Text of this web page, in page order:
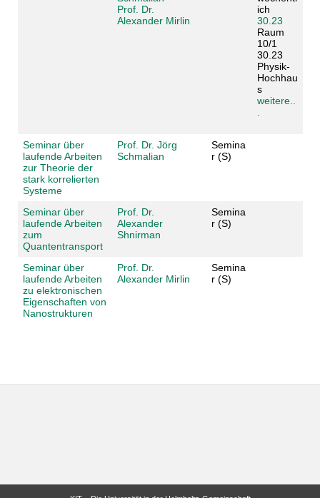
Prof. Dr.
Alexander Mirlin
ich
30.23
Raum
10/1
30.23
Physik-
Hochhau
s
weitere..
Seminar über
laufende Arbeiten
zur Theorie der
stark korrelierten
Systeme
Prof. Dr. Jörg
Schmalian
Semina
r (S)
Seminar über
laufende Arbeiten
zum
Quantentransport
Prof. Dr.
Alexander
Shnirman
Semina
r (S)
Seminar über
laufende Arbeiten
zu elektronischen
Eigenschaften von
Nanostrukturen
Prof. Dr.
Alexander Mirlin
Semina
r (S)